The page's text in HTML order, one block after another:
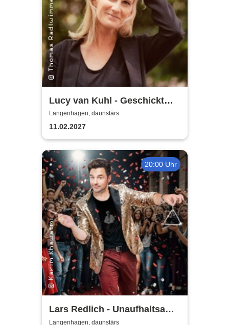
Lucy van Kuhl - Geschickt
verpackt
Langenhagen, daunstärs
11.02.2027
20:00 Uhr
Lars Redlich - Unaufhaltsam
unterhaltsam
Langenhagen, daunstärs